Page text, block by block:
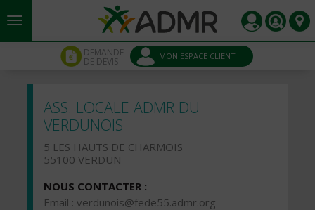
Aller au contenu principal
DEMANDE
DE DEVIS MON ESPACE CLIENT
ASS. LOCALE ADMR DU
VERDUNOIS
5 LES HAUTS DE CHARMOIS
55100 VERDUN
NOUS CONTACTER :
Email : verdunois@fede55.admr.org
Panneau de gestion des cookies